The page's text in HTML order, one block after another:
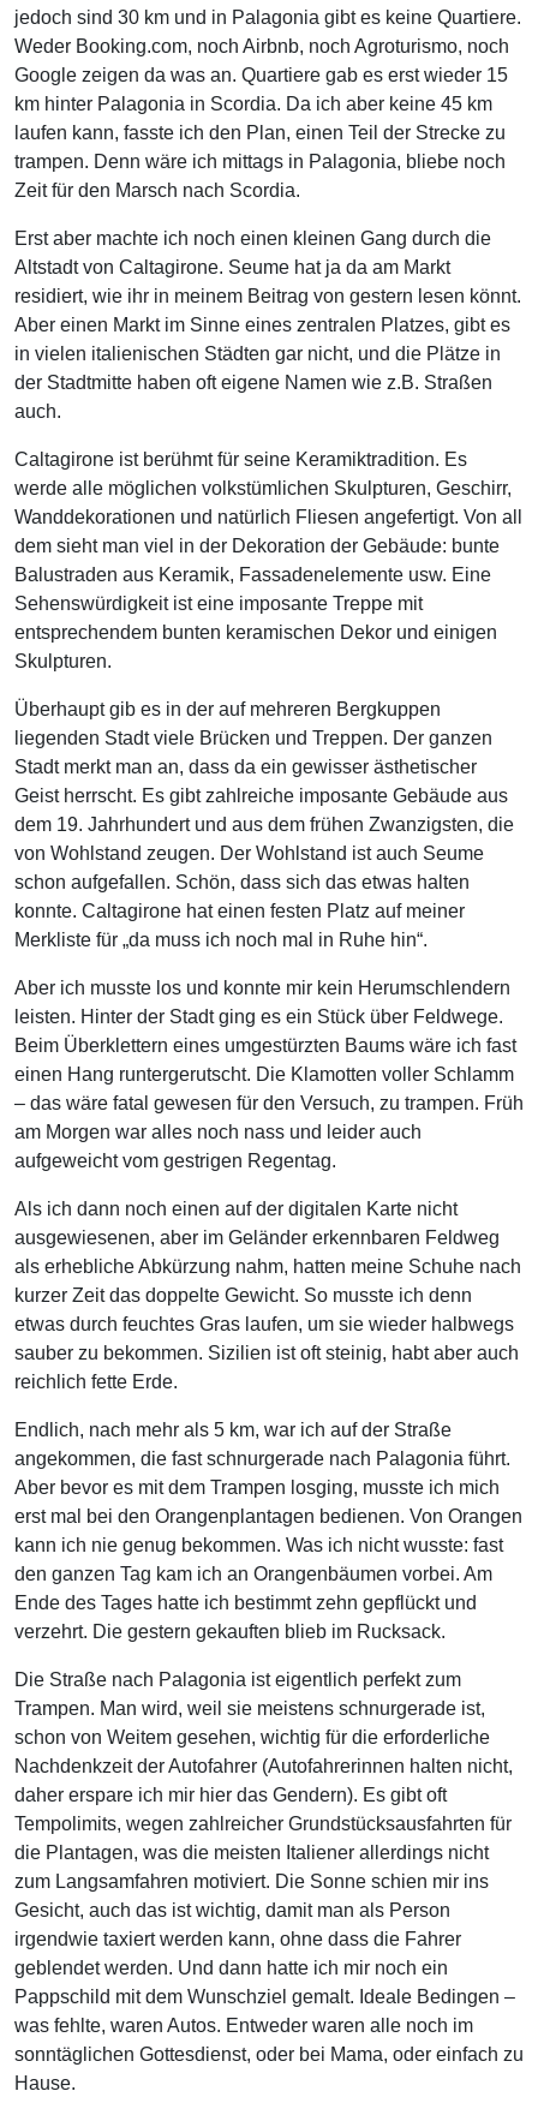
jedoch sind 30 km und in Palagonia gibt es keine Quartiere.
Weder Booking.com, noch Airbnb, noch Agroturismo, noch
Google zeigen da was an. Quartiere gab es erst wieder 15
km hinter Palagonia in Scordia. Da ich aber keine 45 km
laufen kann, fasste ich den Plan, einen Teil der Strecke zu
trampen. Denn wäre ich mittags in Palagonia, bliebe noch
Zeit für den Marsch nach Scordia.
Erst aber machte ich noch einen kleinen Gang durch die
Altstadt von Caltagirone. Seume hat ja da am Markt
residiert, wie ihr in meinem Beitrag von gestern lesen könnt.
Aber einen Markt im Sinne eines zentralen Platzes, gibt es
in vielen italienischen Städten gar nicht, und die Plätze in
der Stadtmitte haben oft eigene Namen wie z.B. Straßen
auch.
Caltagirone ist berühmt für seine Keramiktradition. Es
werde alle möglichen volkstümlichen Skulpturen, Geschirr,
Wanddekorationen und natürlich Fliesen angefertigt. Von all
dem sieht man viel in der Dekoration der Gebäude: bunte
Balustraden aus Keramik, Fassadenelemente usw. Eine
Sehenswürdigkeit ist eine imposante Treppe mit
entsprechendem bunten keramischen Dekor und einigen
Skulpturen.
Überhaupt gib es in der auf mehreren Bergkuppen
liegenden Stadt viele Brücken und Treppen. Der ganzen
Stadt merkt man an, dass da ein gewisser ästhetischer
Geist herrscht. Es gibt zahlreiche imposante Gebäude aus
dem 19. Jahrhundert und aus dem frühen Zwanzigsten, die
von Wohlstand zeugen. Der Wohlstand ist auch Seume
schon aufgefallen. Schön, dass sich das etwas halten
konnte. Caltagirone hat einen festen Platz auf meiner
Merkliste für „da muss ich noch mal in Ruhe hin“.
Aber ich musste los und konnte mir kein Herumschlendern
leisten. Hinter der Stadt ging es ein Stück über Feldwege.
Beim Überklettern eines umgestürzten Baums wäre ich fast
einen Hang runtergerutscht. Die Klamotten voller Schlamm
– das wäre fatal gewesen für den Versuch, zu trampen. Früh
am Morgen war alles noch nass und leider auch
aufgeweicht vom gestrigen Regentag.
Als ich dann noch einen auf der digitalen Karte nicht
ausgewiesenen, aber im Geländer erkennbaren Feldweg
als erhebliche Abkürzung nahm, hatten meine Schuhe nach
kurzer Zeit das doppelte Gewicht. So musste ich denn
etwas durch feuchtes Gras laufen, um sie wieder halbwegs
sauber zu bekommen. Sizilien ist oft steinig, habt aber auch
reichlich fette Erde.
Endlich, nach mehr als 5 km, war ich auf der Straße
angekommen, die fast schnurgerade nach Palagonia führt.
Aber bevor es mit dem Trampen losging, musste ich mich
erst mal bei den Orangenplantagen bedienen. Von Orangen
kann ich nie genug bekommen. Was ich nicht wusste: fast
den ganzen Tag kam ich an Orangenbäumen vorbei. Am
Ende des Tages hatte ich bestimmt zehn gepflückt und
verzehrt. Die gestern gekauften blieb im Rucksack.
Die Straße nach Palagonia ist eigentlich perfekt zum
Trampen. Man wird, weil sie meistens schnurgerade ist,
schon von Weitem gesehen, wichtig für die erforderliche
Nachdenkzeit der Autofahrer (Autofahrerinnen halten nicht,
daher erspare ich mir hier das Gendern). Es gibt oft
Tempolimits, wegen zahlreicher Grundstücksausfahrten für
die Plantagen, was die meisten Italiener allerdings nicht
zum Langsamfahren motiviert. Die Sonne schien mir ins
Gesicht, auch das ist wichtig, damit man als Person
irgendwie taxiert werden kann, ohne dass die Fahrer
geblendet werden. Und dann hatte ich mir noch ein
Pappschild mit dem Wunschziel gemalt. Ideale Bedingen –
was fehlte, waren Autos. Entweder waren alle noch im
sonntäglichen Gottesdienst, oder bei Mama, oder einfach zu
Hause.